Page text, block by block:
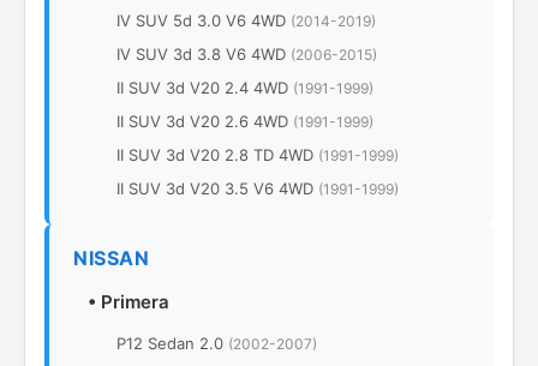
IV SUV 5d 3.0 V6 4WD (2014-2019)
IV SUV 3d 3.8 V6 4WD (2006-2015)
II SUV 3d V20 2.4 4WD (1991-1999)
II SUV 3d V20 2.6 4WD (1991-1999)
II SUV 3d V20 2.8 TD 4WD (1991-1999)
II SUV 3d V20 3.5 V6 4WD (1991-1999)
NISSAN
• Primera
P12 Sedan 2.0 (2002-2007)